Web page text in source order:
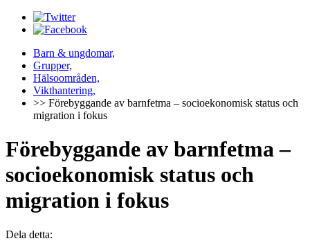
Barn & ungdomar,
Grupper,
Hälsoområden,
Vikthantering,
>> Förebyggande av barnfetma – socioekonomisk status och
migration i fokus
Förebyggande av barnfetma –
socioekonomisk status och
migration i fokus
Dela detta: